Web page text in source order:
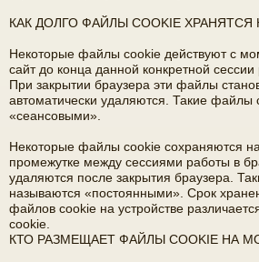
КАК ДОЛГО ФАЙЛЫ COOKIE
Некоторые файлы cookie действуют с
сайт до конца данной конкретной сессии
При закрытии браузера эти файлы
автоматически удаляются. Такие файлы
«сеансовыми».
Некоторые файлы cookie сохраняются на
промежутке между сессиями работы в
удаляются после закрытия браузера.
называются «постоянными». Срок
файлов cookie на устройстве
cookie.
КТО РАЗМЕЩАЕТ ФАЙЛЫ COOKIE НА